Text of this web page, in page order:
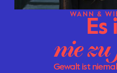
WANN &
Es
nie
Gewalt ist